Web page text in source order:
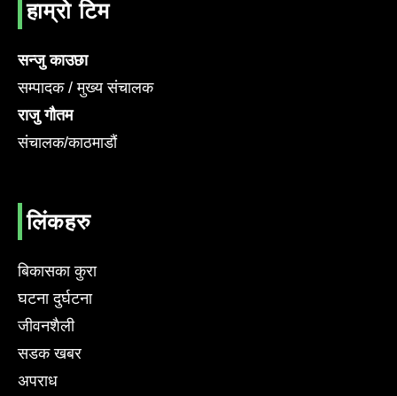
हाम्रो टिम
सन्जु काउछा
सम्पादक / मुख्य संचालक
राजु गौतम
संचालक/काठमाडौं
लिंकहरु
बिकासका कुरा
घटना दुर्घटना
जीवनशैली
सडक खबर
अपराध